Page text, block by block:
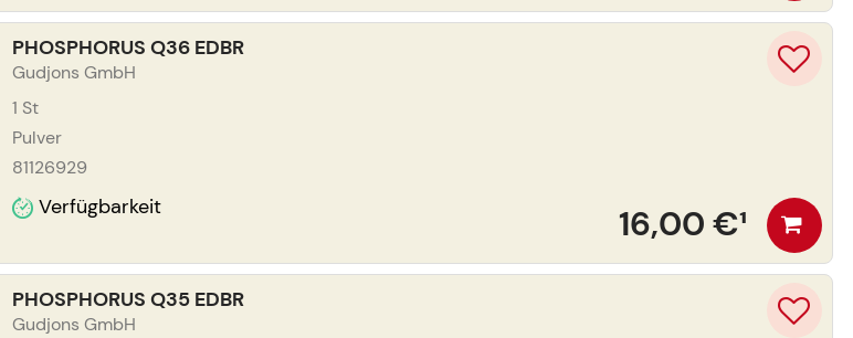
PHOSPHORUS Q36 EDBR
Gudjons GmbH
1 St
Pulver
81126929
Verfügbarkeit 16,00 €¹
PHOSPHORUS Q35 EDBR
Gudjons GmbH